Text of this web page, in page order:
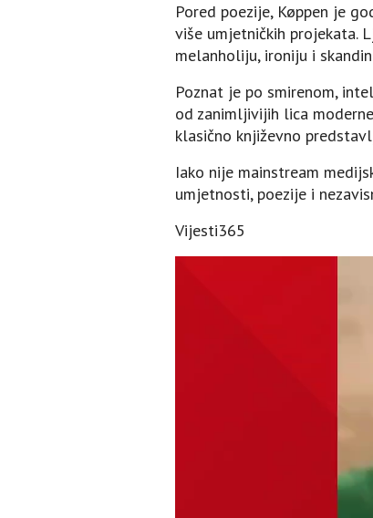
Pored poezije, Køppen je
više umjetničkih projekata.
melanholiju, ironiju i
Poznat je po smirenom,
od zanimljivijih lica
klasično književno
Iako nije mainstream
umjetnosti, poezije i
Vijesti365